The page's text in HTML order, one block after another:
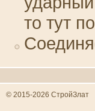
то тут
© 2015-2026 СтройЗлат